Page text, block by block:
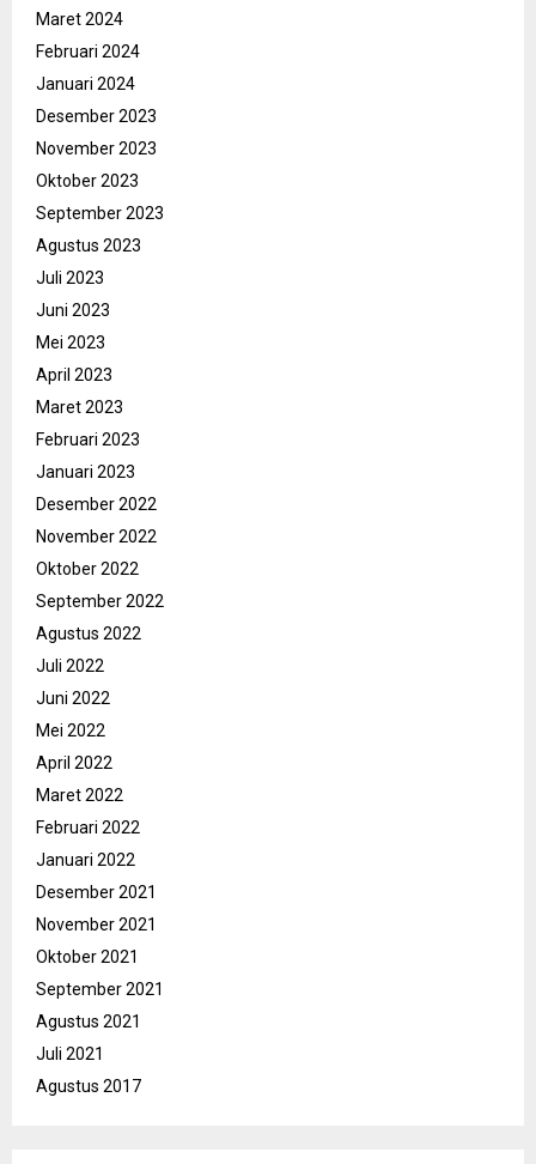
Maret 2024
Februari 2024
Januari 2024
Desember 2023
November 2023
Oktober 2023
September 2023
Agustus 2023
Juli 2023
Juni 2023
Mei 2023
April 2023
Maret 2023
Februari 2023
Januari 2023
Desember 2022
November 2022
Oktober 2022
September 2022
Agustus 2022
Juli 2022
Juni 2022
Mei 2022
April 2022
Maret 2022
Februari 2022
Januari 2022
Desember 2021
November 2021
Oktober 2021
September 2021
Agustus 2021
Juli 2021
Agustus 2017